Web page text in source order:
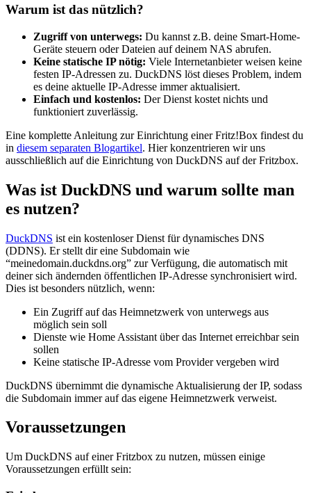
Warum ist das nützlich?
Zugriff von unterwegs: Du kannst z.B. deine Smart-Home-
Geräte steuern oder Dateien auf deinem NAS abrufen.
Keine statische IP nötig: Viele Internetanbieter weisen keine
festen IP-Adressen zu. DuckDNS löst dieses Problem, indem
es deine aktuelle IP-Adresse immer aktualisiert.
Einfach und kostenlos: Der Dienst kostet nichts und
funktioniert zuverlässig.
Eine komplette Anleitung zur Einrichtung einer Fritz!Box findest du
in diesem separaten Blogartikel. Hier konzentrieren wir uns
ausschließlich auf die Einrichtung von DuckDNS auf der Fritzbox.
Was ist DuckDNS und warum sollte man
es nutzen?
DuckDNS ist ein kostenloser Dienst für dynamisches DNS
(DDNS). Er stellt dir eine Subdomain wie
“meinedomain.duckdns.org” zur Verfügung, die automatisch mit
deiner sich ändernden öffentlichen IP-Adresse synchronisiert wird.
Dies ist besonders nützlich, wenn:
Ein Zugriff auf das Heimnetzwerk von unterwegs aus
möglich sein soll
Dienste wie Home Assistant über das Internet erreichbar sein
sollen
Keine statische IP-Adresse vom Provider vergeben wird
DuckDNS übernimmt die dynamische Aktualisierung der IP, sodass
die Subdomain immer auf das eigene Heimnetzwerk verweist.
Voraussetzungen
Um DuckDNS auf einer Fritzbox zu nutzen, müssen einige
Voraussetzungen erfüllt sein: